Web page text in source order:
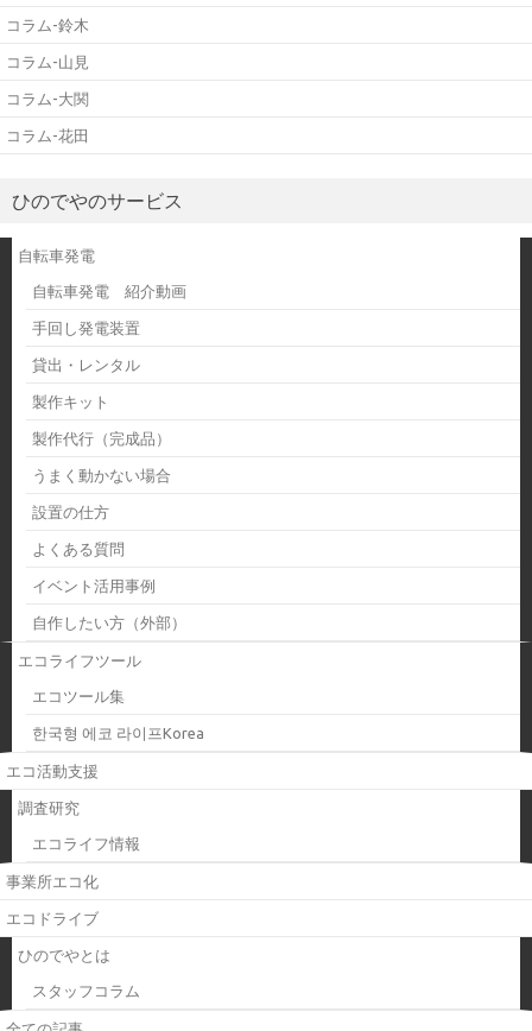
コラム-鈴木
コラム-山見
コラム-大関
コラム-花田
ひのでやのサービス
自転車発電
自転車発電 紹介動画
手回し発電装置
貸出・レンタル
製作キット
製作代行（完成品）
うまく動かない場合
設置の仕方
よくある質問
イベント活用事例
自作したい方（外部）
エコライフツール
エコツール集
한국형 에코 라이프Korea
エコ活動支援
調査研究
エコライフ情報
事業所エコ化
エコドライブ
ひのでやとは
スタッフコラム